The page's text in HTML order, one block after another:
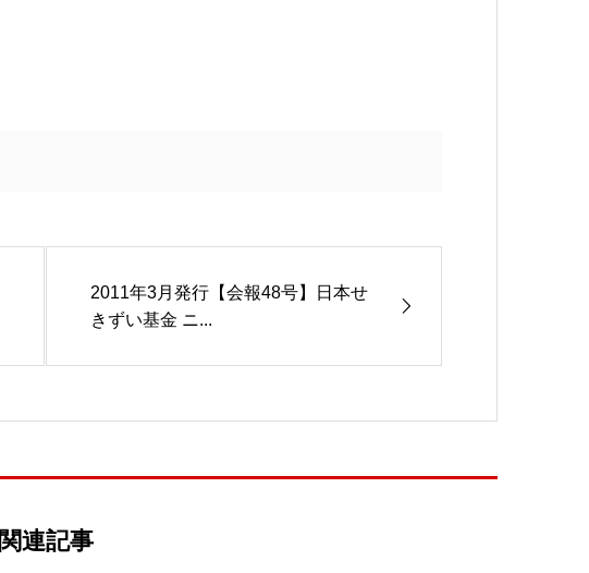
2011年3月発行【会報48号】日本せ
きずい基金 ニ...
関連記事